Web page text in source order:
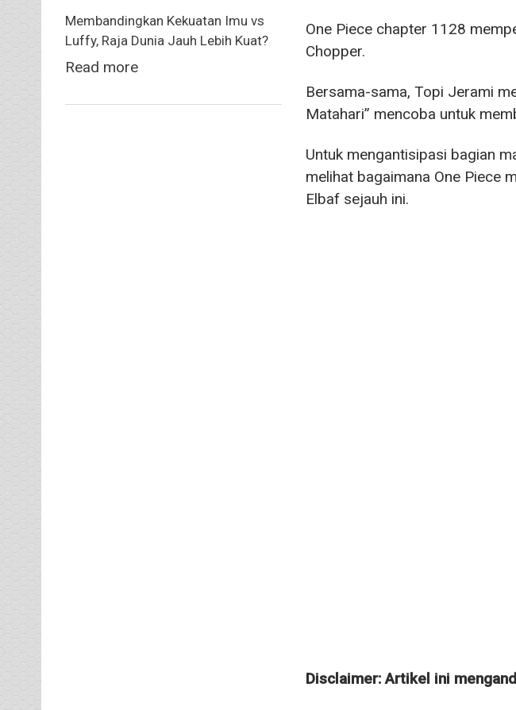
One Piece chapter 1128
Chopper.
Bersama-sama, Topi Jerami
Matahari” mencoba untuk
Untuk mengantisipasi bagian
melihat bagaimana One Piece
Elbaf sejauh ini.
Disclaimer: Artikel ini
Membandingkan Kekuatan Imu vs
Luffy, Raja Dunia Jauh Lebih Kuat?
Read more